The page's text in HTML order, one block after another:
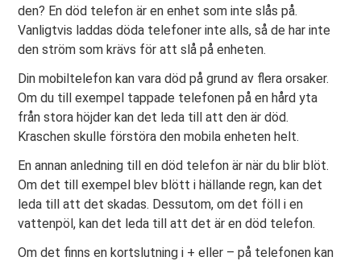
den? En död telefon är en enhet som inte slås på.
Vanligtvis laddas döda telefoner inte alls, så de har inte
den ström som krävs för att slå på enheten.
Din mobiltelefon kan vara död på grund av flera orsaker.
Om du till exempel tappade telefonen på en hård yta
från stora höjder kan det leda till att den är död.
Kraschen skulle förstöra den mobila enheten helt.
En annan anledning till en död telefon är när du blir blöt.
Om det till exempel blev blött i hällande regn, kan det
leda till att det skadas. Dessutom, om det föll i en
vattenpöl, kan det leda till att det är en död telefon.
Om det finns en kortslutning i + eller – på telefonen kan